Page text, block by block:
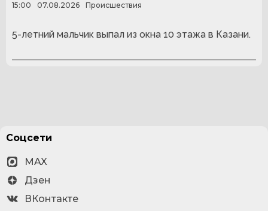
15:00 07.08.2026 Происшествия
5-летний мальчик выпал из окна 10 этажа в Казани.
Соцсети
MAX
Дзен
ВКонтакте